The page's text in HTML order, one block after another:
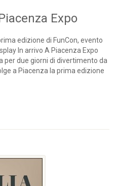
Expo
edizione di FunCon, evento
In arrivo A Piacenza Expo
per due giorni di divertimento da
a Piacenza la prima edizione